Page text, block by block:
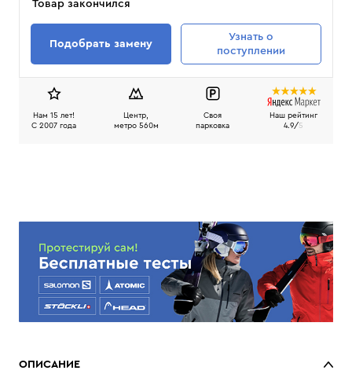
Товар закончился
Подобрать замену
Узнать о
поступлении
Нам 15 лет!
C 2007 года
Центр,
метро 560м
Своя
парковка
Наш рейтинг
4.9/5
ОПИСАНИЕ